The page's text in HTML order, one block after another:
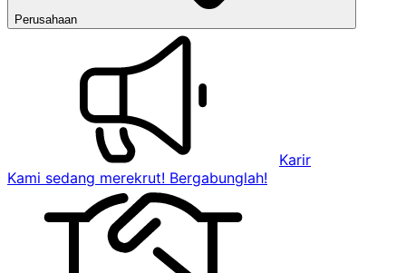
Perusahaan
Karir
Kami sedang merekrut! Bergabunglah!